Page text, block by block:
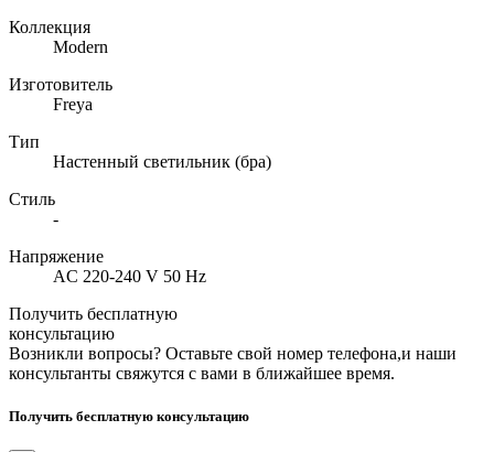
Коллекция
Modern
Изготовитель
Freya
Тип
Настенный светильник (бра)
Стиль
-
Напряжение
AC 220-240 V 50 Hz
Получить бесплатную
консультацию
Возникли вопросы? Оставьте свой номер телефона,и наши
консультанты свяжутся с вами в ближайшее время.
Получить бесплатную консультацию